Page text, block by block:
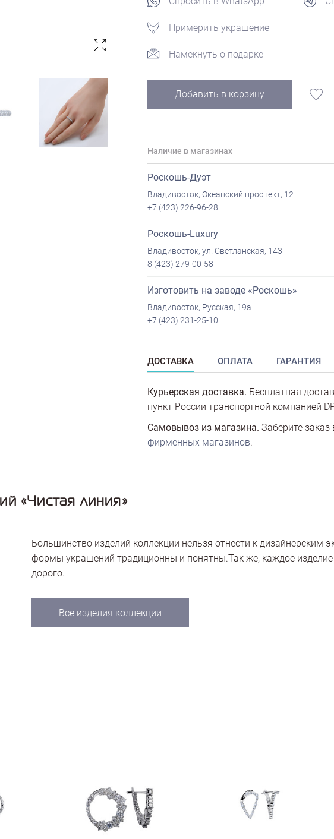
Примерить украшение
Намекнуть о подарке
Добавить в корзину
Наличие в магазинах
Роскошь-Дуэт
Владивосток, Океанский проспект, 12
+7 (423) 226-96-28
Роскошь-Luxury
Владивосток, ул. Светланская, 143
8 (423) 279-00-58
Изготовить на заводе «Роскошь»
Владивосток, Русская, 19а
+7 (423) 231-25-10
ДОСТАВКА ОПЛАТА ГАРАНТИЯ
Курьерская доставка. Бесплатная
пункт России транспортной компанией
Самовывоз из магазина. Заберите
фирменных магазинов.
«Чистая линия»
Большинство изделий коллекции нельзя отнести к дизайнерским
формы украшений традиционны и понятны.Так же, каждое
дорого.
Все изделия коллекции